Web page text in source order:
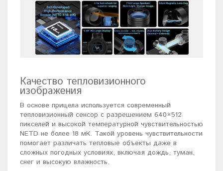
Качество тепловизионного
изображения
В основе прицела используется современный
тепловизионный сенсор с разрешением 640×512
пикселей и высокой температурной чувствительностью
NETD не более 18 мК. Такой уровень чувствительности
помогает различать тепловые объекты даже в
сложных погодных условиях, включая дождь, туман,
снег и высокую влажность.